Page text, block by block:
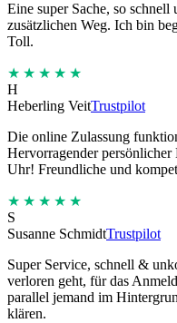
Eine super Sache, so
zusätzlichen Weg. Ich bin
Toll.
★★★★★
H
Heberling VeitTrustpilot
Die online Zulassung
Hervorragender
Uhr! Freundliche und
★★★★★
S
Susanne SchmidtTrustpilot
Super Service, schnell &
verloren geht, für das
parallel jemand im
klären.